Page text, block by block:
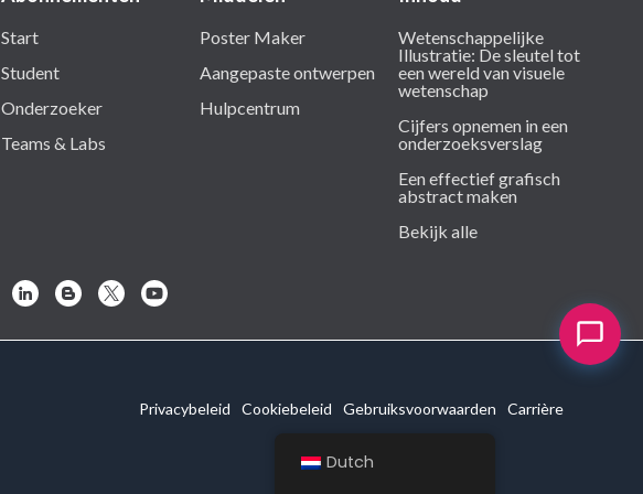
Start
Student
Onderzoeker
Teams & Labs
Poster Maker
Aangepaste ontwerpen
Hulpcentrum
Wetenschappelijke
Illustratie: De sleutel tot
een wereld van visuele
wetenschap
Cijfers opnemen in een
onderzoeksverslag
Een effectief grafisch
abstract maken
Bekijk alle
Privacybeleid Cookiebeleid Gebruiksvoorwaarden Carrière
Dutch